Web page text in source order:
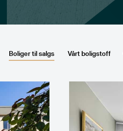
Boliger til salgs Vårt boligstoff